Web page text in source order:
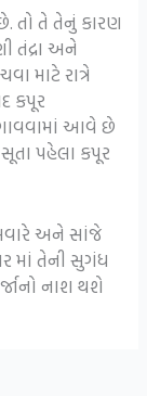
તો તે તેનું કારણ
તંદ્રા અને
માટે રાત્રે
કપૂર
આવે છે
પહેલા કપૂર
અને સાંજે
માં તેની સુગંધ
નાશ થશે